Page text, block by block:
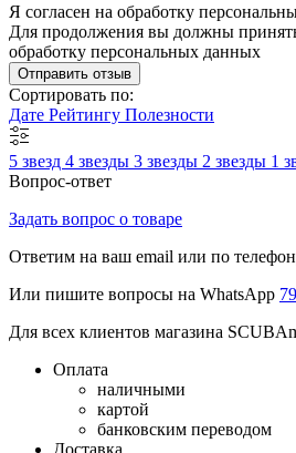
Я согласен на обработку
Для продолжения вы должны
обработку персональных данных
Отправить отзыв
Сортировать по:
Дате Рейтингу Полезности
5 звезд 4 звезды 3 звезды 2 звезды 1
Вопрос-ответ
Задать вопрос о товаре
Ответим на ваш email или по
Или пишите вопросы на WhatsApp
Для всех клиентов магазина
Оплата
наличными
картой
банковским переводом
Доставка